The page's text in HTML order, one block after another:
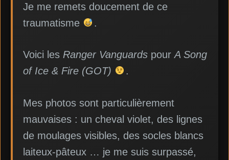
Je me remets doucement de ce
traumatisme
.
Voici les Ranger Vanguards pourA Song
of Ice & Fire (GOT)
.
Mes photos sont particulièrement
mauvaises : un cheval violet, des lignes
de moulages visibles, des socles blancs
laiteux-pâteux … je me suis surpassé,